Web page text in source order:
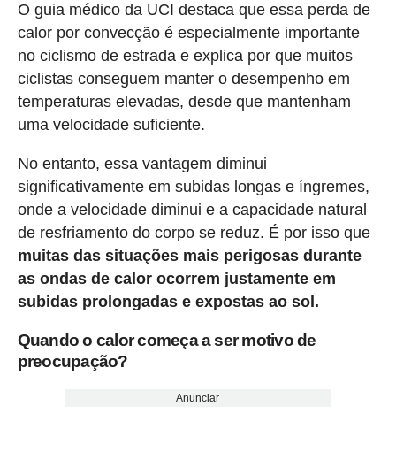
O guia médico da UCI destaca que essa perda de
calor por convecção é especialmente importante
no ciclismo de estrada e explica por que muitos
ciclistas conseguem manter o desempenho em
temperaturas elevadas, desde que mantenham
uma velocidade suficiente.
No entanto, essa vantagem diminui
significativamente em subidas longas e íngremes,
onde a velocidade diminui e a capacidade natural
de resfriamento do corpo se reduz. É por isso que
muitas das situações mais perigosas durante
as ondas de calor ocorrem justamente em
subidas prolongadas e expostas ao sol.
Quando o calor começa a ser motivo de
preocupação?
Anunciar